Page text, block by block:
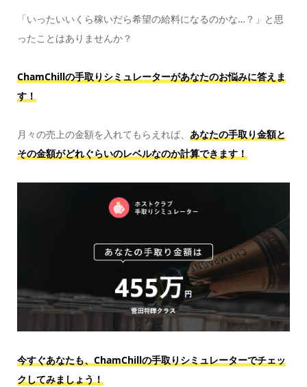
「いったいいくら稼いだら希望の給料になるのかな…？」と思
ったことはありませんか？
ChamChillの手取りシミュレーターがあなたのお悩みに答えま
す！
月々の売上の金額を入れてもらえれば、 あなたの手取り金額と
その金額がどれぐらいのレベルなのか計算できます！
今すぐあなたも、ChamChillの手取りシミュレーターでチェッ
クしてみましょう！